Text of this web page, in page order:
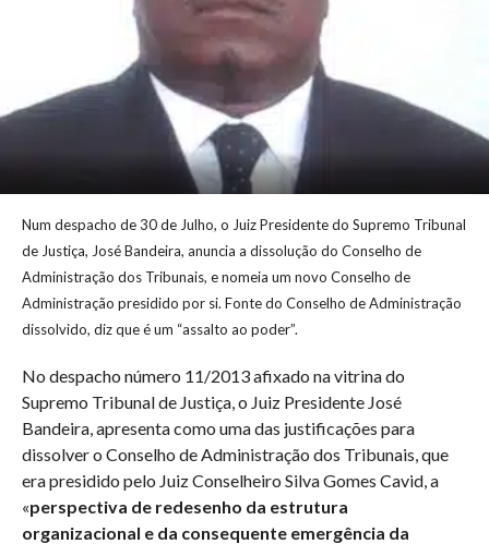
Num despacho de 30 de Julho, o Juiz Presidente do Supremo Tribunal
de Justiça, José Bandeira, anuncia a dissolução do Conselho de
Administração dos Tribunais, e nomeia um novo Conselho de
Administração presidido por si. Fonte do Conselho de Administração
dissolvido, diz que é um “assalto ao poder”.
No despacho número 11/2013 afixado na vitrina do
Supremo Tribunal de Justiça, o Juiz Presidente José
Bandeira, apresenta como uma das justificações para
dissolver o Conselho de Administração dos Tribunais, que
era presidido pelo Juiz Conselheiro Silva Gomes Cavid, a
«perspectiva de redesenho da estrutura
organizacional e da consequente emergência da